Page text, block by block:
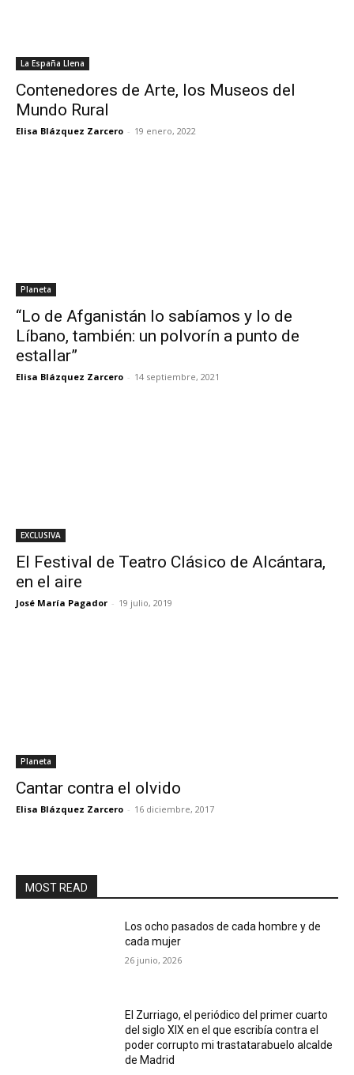
La España Llena
Contenedores de Arte, los Museos del
Mundo Rural
Elisa Blázquez Zarcero - 19 enero, 2022
Planeta
“Lo de Afganistán lo sabíamos y lo de
Líbano, también: un polvorín a punto de
estallar”
Elisa Blázquez Zarcero - 14 septiembre, 2021
EXCLUSIVA
El Festival de Teatro Clásico de Alcántara,
en el aire
José María Pagador - 19 julio, 2019
Planeta
Cantar contra el olvido
Elisa Blázquez Zarcero - 16 diciembre, 2017
MOST READ
Los ocho pasados de cada hombre y de
cada mujer
26 junio, 2026
El Zurriago, el periódico del primer cuarto
del siglo XIX en el que escribía contra el
poder corrupto mi trastatarabuelo alcalde
de Madrid